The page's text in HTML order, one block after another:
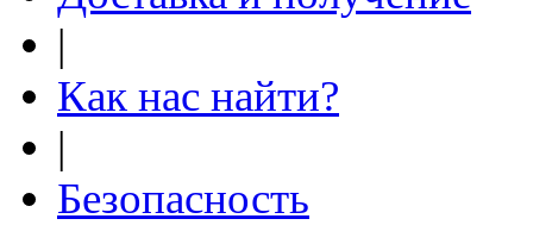
|
Как нас найти?
|
Безопасность